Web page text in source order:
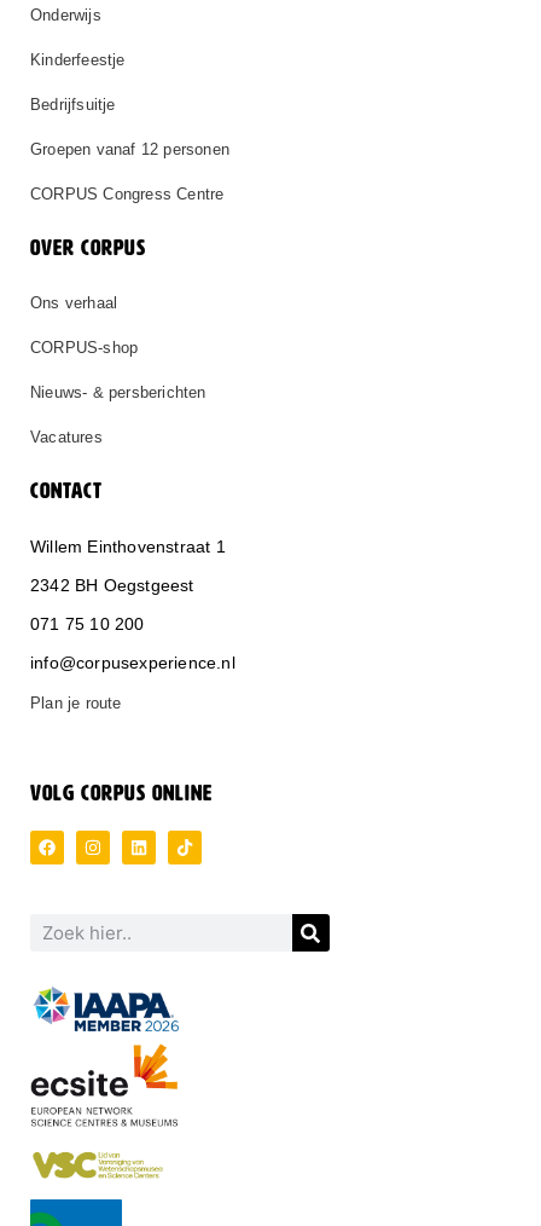
Onderwijs
Kinderfeestje
Bedrijfsuitje
Groepen vanaf 12 personen
CORPUS Congress Centre
OVER CORPUS
Ons verhaal
CORPUS-shop
Nieuws- & persberichten
Vacatures
CONTACT
Willem Einthovenstraat 1
2342 BH Oegstgeest
071 75 10 200
info@corpusexperience.nl
Plan je route
VOLG CORPUS ONLINE